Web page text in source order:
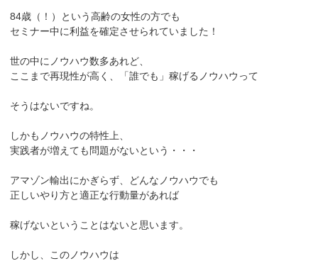
84歳（！）という高齢の女性の方でも
セミナー中に利益を確定させられていました！
世の中にノウハウ数多あれど、
ここまで再現性が高く、「誰でも」稼げるノウハウって
そうはないですね。
しかもノウハウの特性上、
実践者が増えても問題がないという・・・
アマゾン輸出にかぎらず、どんなノウハウでも
正しいやり方と適正な行動量があれば
稼げないということはないと思います。
しかし、このノウハウは